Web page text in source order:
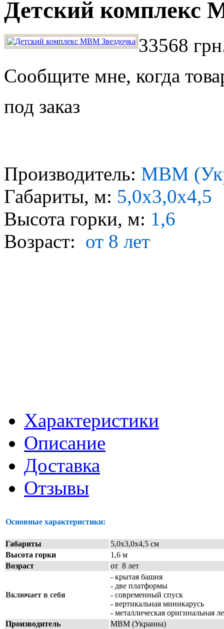
Детский комплекс
33568
Сообщите мне, когда
под заказ
Производитель: МВМ
Габариты, м: 5,0x3,0х4,5
Высота горки, м: 1,6
Возраст: от 8 лет
Характеристики
Описание
Доставка
Отзывы
Основные характеристики:
Габариты
5,0х3,0х4,5 см
Высота горки
1,6 м
Возраст
от 8 лет
Включает в себя
- крытая башня
- две платформы
- современный спуск
- вертикальная миникарусь
- металлическая оригинальная
Производитель
МВМ (Украина)